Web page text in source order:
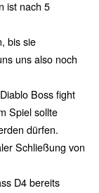
ist nach 5
bis sie
uns also noch
Boss fight
Spiel sollte
dürfen.
Schließung von
D4 bereits